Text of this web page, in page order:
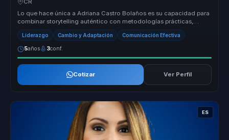
CR
Lo que hace única a Adriana Castro Bolaños es su capacidad para
combinar storytelling auténtico con metodologías prácticas,
ofreciendo un...
Liderazgo Cambio y Adaptación Comunicación Efectiva
5años 3conf.
Cotizar Ver Perfil
ES